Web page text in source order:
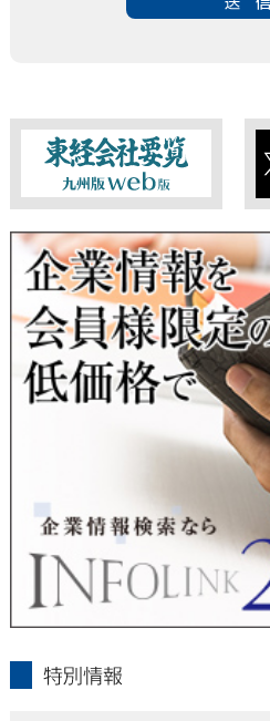
■個人情報の第三者提供について
■ 個人情報提供の任意性及び留意点
個人情報のご提供は任意ですが、必要
だけなかった場合は、上記利用目的を
ますのでご了承ください。
当社は、本人が自己の個人情報につい
追加・削除・利用停止・提供停止の希
人または代理人の請求応じて、個人デ
正・追加・削除・利用停止・提供停止
受付方法は、本人確認資料（運転免許
コピー）、「個人情報取扱申請書」「
申請の場合のみ必要となります）を当
＜個人情報保護に関するお問合せ
〒802-0004 北九州市小倉北区鍛冶町
フリーダイヤル 0120-55-9986
受付時間 平日9：00～17：00
東経会社要覧web版 X